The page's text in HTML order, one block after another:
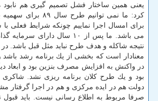
یعنی همین ساختار فشل تصمیم گیری هم
كرد: ما نمی توانیم طرح
برای امسال اجرا نماییم چونكه شرایط فعلی
می باشد. ما پس از ۱۰ سال دارای
نتیجه شاكله و هدف طرح نباید مثل قبل باشد.
معنادار است كه بخشی از یك برنامه رشد
در واكنش به افزایش مصرف بنزین بود و ابعاد
بود و یك طرح كلان برنامه ریزی نشد.
دولت هم در ایده مركزی و هم در اجرا گرفتار
صرفا مربوط به اطلاع رسانی نیست. باید قبول